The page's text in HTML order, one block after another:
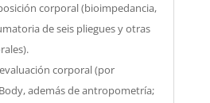
corporal (bioimpedancia,
de seis pliegues y otras
corporal (por
además de antropometría;